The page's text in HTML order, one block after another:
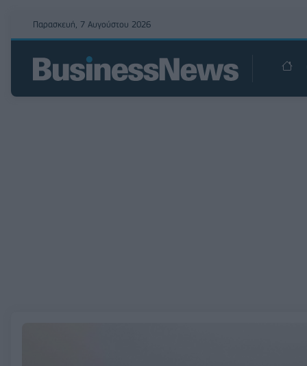
Παρασκευή, 7 Αυγούστου 2026